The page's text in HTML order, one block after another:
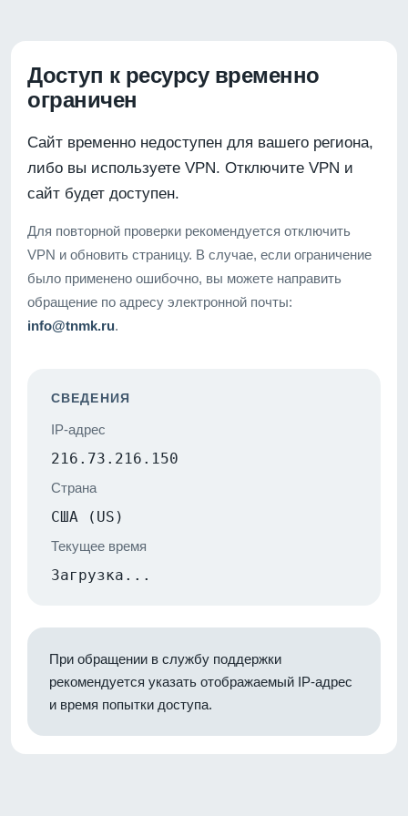
Доступ к ресурсу временно
ограничен
Сайт временно недоступен для вашего региона,
либо вы используете VPN. Отключите VPN и
сайт будет доступен.
Для повторной проверки рекомендуется отключить
VPN и обновить страницу. В случае, если ограничение
было применено ошибочно, вы можете направить
обращение по адресу электронной почты:
info@tnmk.ru.
СВЕДЕНИЯ
IP-адрес
216.73.216.150
Страна
США (US)
Текущее время
Загрузка...
При обращении в службу поддержки
рекомендуется указать отображаемый IP-адрес
и время попытки доступа.